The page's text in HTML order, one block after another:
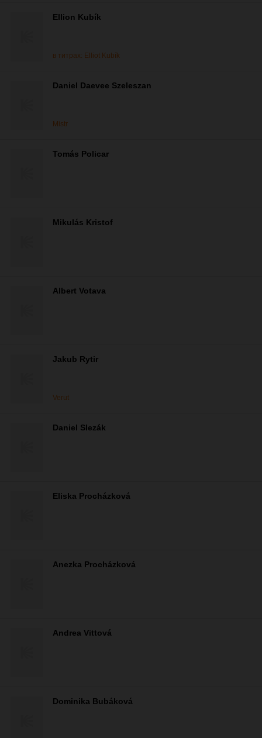
Ellion Kubík
в титрах: Elliot Kubík
Daniel Daevee Szeleszan
Mistr
Tomás Policar
Mikulás Kristof
Albert Votava
Jakub Rytir
Verut
Daniel Slezák
Eliska Procházková
Anezka Procházková
Andrea Vittová
Dominika Bubáková